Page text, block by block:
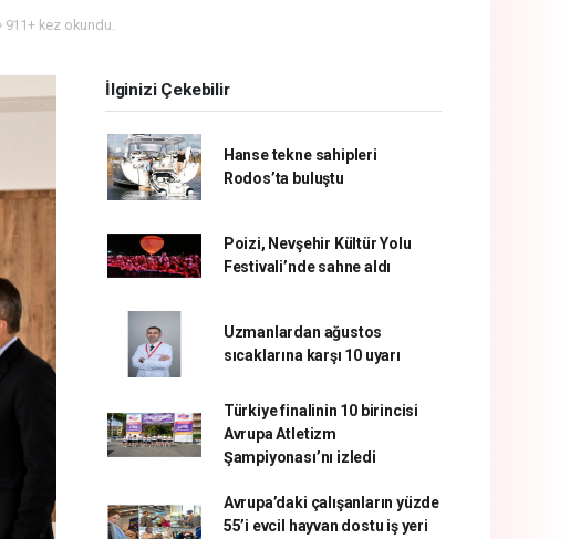
911+ kez okundu.
İlginizi Çekebilir
Hanse tekne sahipleri
Rodos’ta buluştu
Poizi, Nevşehir Kültür Yolu
Festivali’nde sahne aldı
Uzmanlardan ağustos
sıcaklarına karşı 10 uyarı
Türkiye finalinin 10 birincisi
Avrupa Atletizm
Şampiyonası’nı izledi
Avrupa’daki çalışanların yüzde
55’i evcil hayvan dostu iş yeri